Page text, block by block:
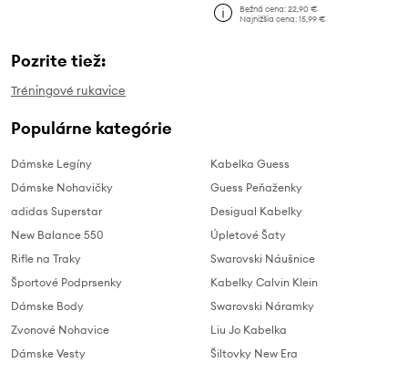
Bežná cena:22,90 €
Najnižšia cena:15,99 €
Pozrite tiež:
Tréningové rukavice
Populárne kategórie
Dámske Legíny
Dámske Nohavičky
adidas Superstar
New Balance 550
Rifle na Traky
Športové Podprsenky
Dámske Body
Zvonové Nohavice
Dámske Vesty
Kabelka Guess
Guess Peňaženky
Desigual Kabelky
Úpletové Šaty
Swarovski Náušnice
Kabelky Calvin Klein
Swarovski Náramky
Liu Jo Kabelka
Šiltovky New Era